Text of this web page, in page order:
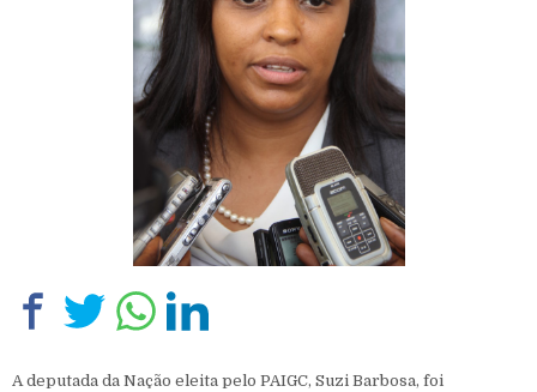
A deputada da Nação eleita pelo PAIGC, Suzi Barbosa, foi